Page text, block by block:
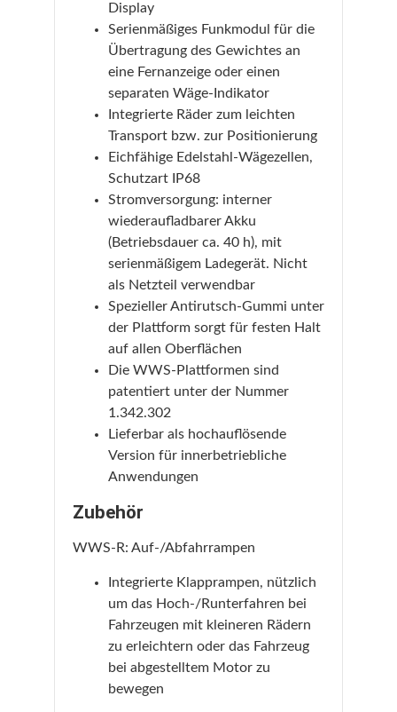
Display
Serienmäßiges Funkmodul für die
Übertragung des Gewichtes an
eine Fernanzeige oder einen
separaten Wäge-Indikator
Integrierte Räder zum leichten
Transport bzw. zur Positionierung
Eichfähige Edelstahl-Wägezellen,
Schutzart IP68
Stromversorgung: interner
wiederaufladbarer Akku
(Betriebsdauer ca. 40 h), mit
serienmäßigem Ladegerät. Nicht
als Netzteil verwendbar
Spezieller Antirutsch-Gummi unter
der Plattform sorgt für festen Halt
auf allen Oberflächen
Die WWS-Plattformen sind
patentiert unter der Nummer
1.342.302
Lieferbar als hochauflösende
Version für innerbetriebliche
Anwendungen
Zubehör
WWS-R: Auf-/Abfahrrampen
Integrierte Klapprampen, nützlich
um das Hoch-/Runterfahren bei
Fahrzeugen mit kleineren Rädern
zu erleichtern oder das Fahrzeug
bei abgestelltem Motor zu
bewegen